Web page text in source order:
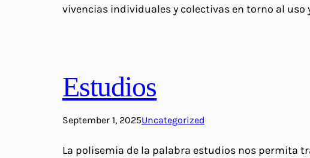
vivencias individuales y colectivas en torno al uso
Estudios
September 1, 2025Uncategorized
La polisemia de la palabra estudios nos permita